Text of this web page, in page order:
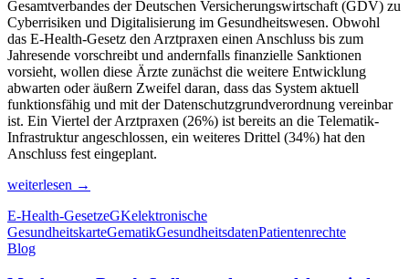
auf
Gesundheits-
und
–
Informations-
10.
Gesamtverbandes der Deutschen Versicherungswirtschaft (GDV) zu
Cyberrisiken und Digitalisierung im Gesundheitswesen. Obwohl
das E-Health-Gesetz den Arztpraxen einen Anschluss bis zum
Jahresende vorschreibt und andernfalls finanzielle Sanktionen
vorsieht, wollen diese Ärzte zunächst die weitere Entwicklung
abwarten oder äußern Zweifel daran, dass das System aktuell
funktionsfähig und mit der Datenschutzgrundverordnung vereinbar
ist. Ein Viertel der Arztpraxen (26%) ist bereits an die Telematik-
Infrastruktur angeschlossen, ein weiteres Drittel (34%) hat den
Anschluss fest eingeplant.
Jeder
Arzt
ver­
wei­
weiterlesen →
E-Health-GesetzeGKelektronische
GesundheitskarteGematikGesundheitsdatenPatientenrechte
Blog